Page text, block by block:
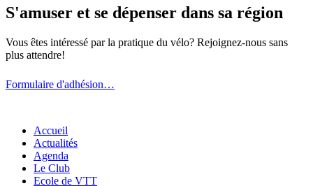
S'amuser et se dépenser dans sa région
Vous êtes intéressé par la pratique du vélo? Rejoignez-nous sans
plus attendre!
Formulaire d'adhésion…
Accueil
Actualités
Agenda
Le Club
Ecole de VTT